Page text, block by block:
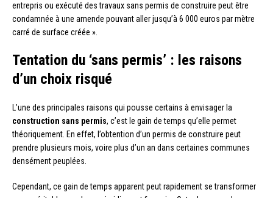
entrepris ou exécuté des travaux sans permis de construire peut être
condamnée à une amende pouvant aller jusqu’à 6 000 euros par mètre
carré de surface créée ».
Tentation du ‘sans permis’ : les raisons
d’un choix risqué
L’une des principales raisons qui pousse certains à envisager la
construction sans permis, c’est le gain de temps qu’elle permet
théoriquement. En effet, l’obtention d’un permis de construire peut
prendre plusieurs mois, voire plus d’un an dans certaines communes
densément peuplées.
Cependant, ce gain de temps apparent peut rapidement se transformer